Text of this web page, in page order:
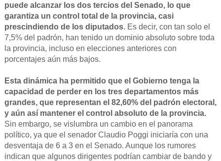
puede alcanzar los dos tercios del Senado, lo que
garantiza un control total de la provincia, casi
prescindiendo de los diputados. Es decir, con tan solo el
7,5% del padrón, han tenido un dominio absoluto sobre toda
la provincia, incluso en elecciones anteriores con
porcentajes aún más bajos.
Esta dinámica ha permitido que el Gobierno tenga la
capacidad de perder en los tres departamentos más
grandes, que representan el 82,60% del padrón electoral,
y aún así mantener el control absoluto de la provincia.
Sin embargo, se vislumbra un cambio en el panorama
político, ya que el senador Claudio Poggi iniciaría con una
desventaja de 6 a 3 en el Senado. Aunque los rumores
indican que algunos dirigentes podrían cambiar de bando y